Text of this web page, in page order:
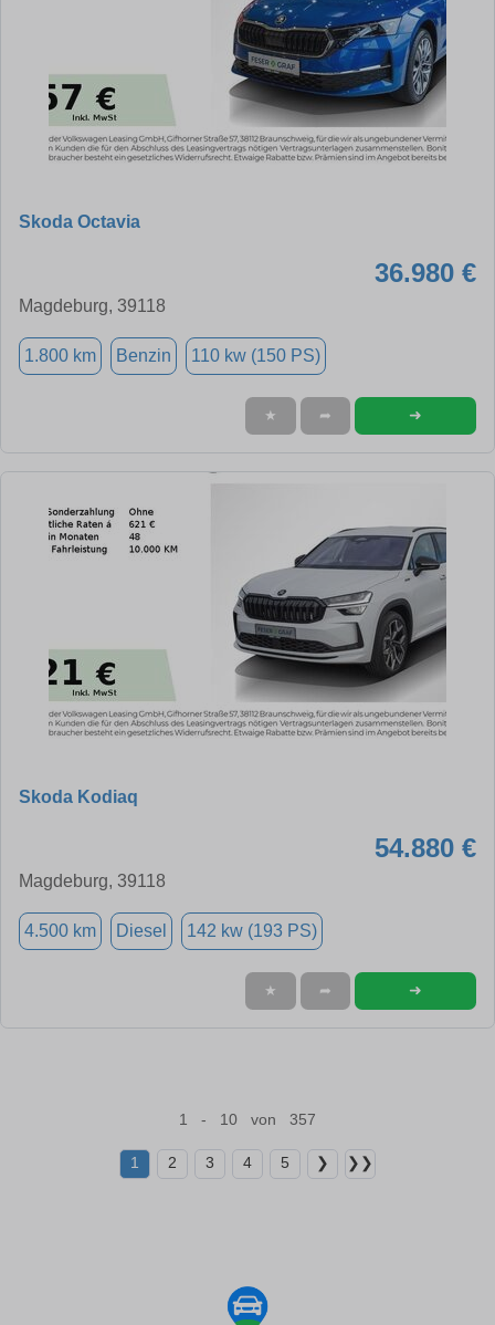
Skoda Octavia
36.980 €
Magdeburg, 39118
1.800 km Benzin 110 kw (150 PS)
★ ➦ ➜
Skoda Kodiaq
54.880 €
Magdeburg, 39118
4.500 km Diesel 142 kw (193 PS)
★ ➦ ➜
1 - 10 von 357
1 2 3 4 5 ❯ ❯❯